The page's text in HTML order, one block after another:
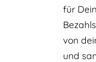
für
von
und